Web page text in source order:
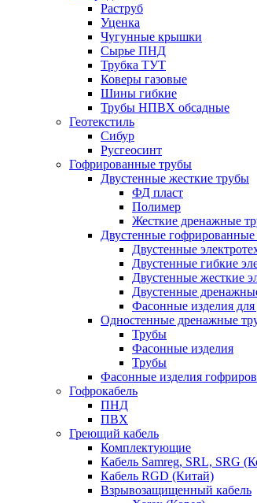
Раструб
Уценка
Чугунные крышки
Сырье ПНД
Трубка ТУТ
Коверы газовые
Шины гибкие
Трубы НПВХ обсадные
Геотекстиль
Сибур
Русгеосинт
Гофрированные трубы
Двустенные жесткие трубы
ФД пласт
Полимер
Жесткие дренажные
Двустенные
Двустенные
Двустенные гибкие
Двустенные жесткие
Двустенные
Фасонные изделия
Одностенные дренажные
Трубы
Фасонные изделия
Трубы
Фасонные изделия
Гофрокабель
ПНД
ПВХ
Греющий кабель
Комплектующие
Кабель Samreg, SRL, SRG
Кабель RGD (Китай)
Взрывозащищенный кабель